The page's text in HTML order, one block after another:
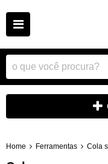
Home Ferramentas Cola